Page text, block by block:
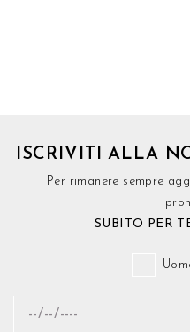
ISCRIVITI ALLA
Per rimanere sempre
SUBITO PER